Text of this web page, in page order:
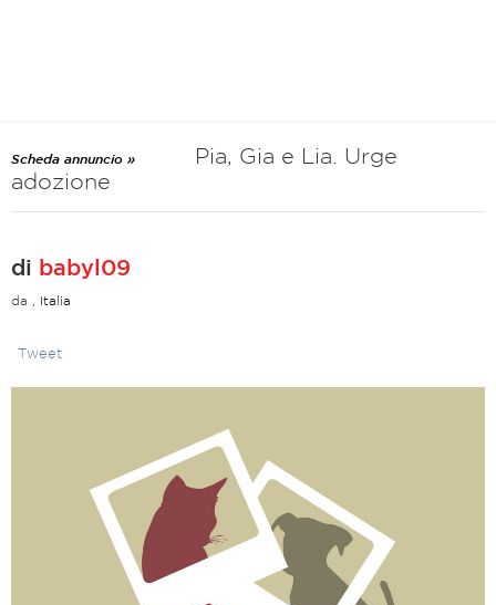
Scheda annuncio »
Pia, Gia e Lia. Urge
adozione
di babyl09
da , Italia
Tweet